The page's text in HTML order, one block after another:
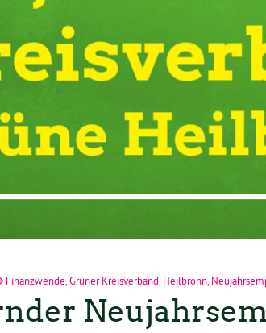
Finanzwende Grüner Kreisverband Heilbronn